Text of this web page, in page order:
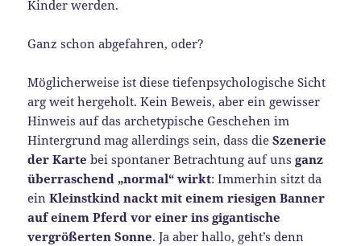
Kinder werden.
Ganz schon abgefahren, oder?
Möglicherweise ist diese tiefenpsychologische Sicht
arg weit hergeholt. Kein Beweis, aber ein gewisser
Hinweis auf das archetypische Geschehen im
Hintergrund mag allerdings sein, dass dieSzenerie
der Karte bei spontaner Betrachtung auf unsganz
überraschend „normal“ wirkt: Immerhin sitzt da
einKleinstkind nackt mit einem riesigen Banner
auf einem Pferd vor einer ins gigantische
vergrößerten Sonne. Ja aber hallo, geht’s denn